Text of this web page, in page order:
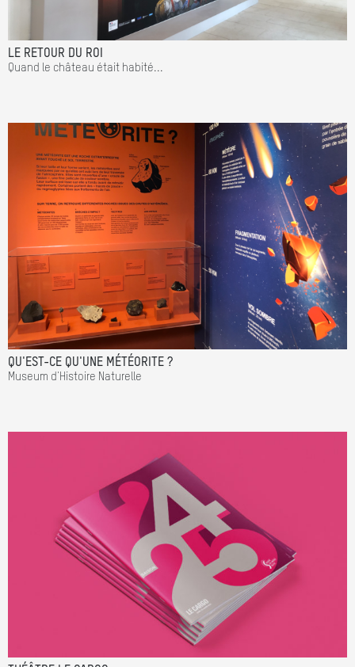
LE RETOUR DU ROI
Quand le château était habité...
QU'EST-CE QU'UNE MÉTÉORITE ?
Museum d'Histoire Naturelle